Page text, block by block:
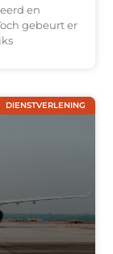
en
gebeurt er
DIENSTVERLENING